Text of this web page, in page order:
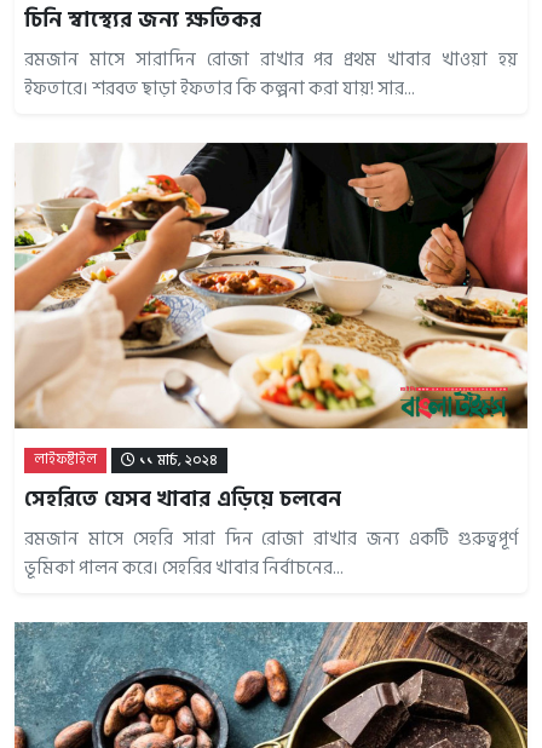
চিনি স্বাস্থ্যের জন্য ক্ষতিকর
রমজান মাসে সারাদিন রোজা রাখার পর প্রথম খাবার খাওয়া হয়
ইফতারে। শরবত ছাড়া ইফতার কি কল্পনা করা যায়! সার...
লাইফষ্টাইল ১১ মার্চ, ২০২৪
সেহরিতে যেসব খাবার এড়িয়ে চলবেন
রমজান মাসে সেহরি সারা দিন রোজা রাখার জন্য একটি গুরুত্বপূর্ণ
ভূমিকা পালন করে। সেহরির খাবার নির্বাচনের...